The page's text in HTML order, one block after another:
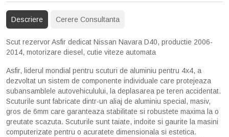
Descriere Cerere Consultanta
Scut rezervor Asfir dedicat Nissan Navara D40, productie 2006-
2014, motorizare diesel, cutie viteze automata
Asfir, liderul mondial pentru scuturi de aluminiu pentru 4x4, a
dezvoltat un sistem de componente individuale care protejeaza
subansamblele autovehiculului, la deplasarea pe teren accidentat.
Scuturile sunt fabricate dintr-un aliaj de aluminiu special, masiv,
gros de 6mm care garanteaza stabilitate si robustete maxima la o
greutate scazuta. Scuturile sunt taiate, indoite si gaurite la masini
computerizate pentru o acuratete dimensionala si estetica.